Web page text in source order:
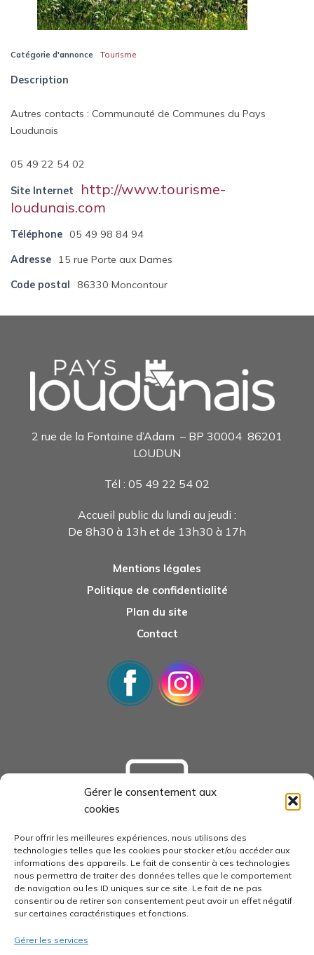
Gérer le consentement aux
cookies
Pour offrir les meilleures expériences, nous utilisons des
technologies telles que les cookies pour stocker et/ou accéder aux
informations des appareils. Le fait de consentir à ces technologies
nous permettra de traiter des données telles que le comportement
de navigation ou les ID uniques sur ce site. Le fait de ne pas
consentir ou de retirer son consentement peut avoir un effet négatif
sur certaines caractéristiques et fonctions.
Gérer les services
Catégorie d'annonce Tourisme
Description
Autres contacts : Communauté de Communes du Pays
Loudunais
05 49 22 54 02
Site Internet
http://www.tourisme-
loudunais.com
Téléphone 05 49 98 84 94
Adresse
15 rue Porte aux Dames
Code postal
86330 Moncontour
2 rue de la Fontaine d’Adam – BP 30004 86201
LOUDUN
Tél : 05 49 22 54 02
Accueil public du lundi au jeudi :
De 8h30 à 13h et de 13h30 à 17h
Mentions légales
Politique de confidentialité
Plan du site
Contact
economie-pays-loudunais.fr